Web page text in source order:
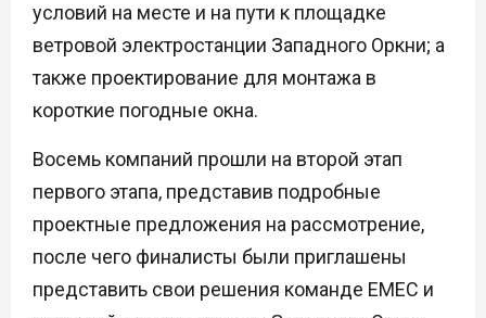
условий на месте и на пути к площадке
ветровой электростанции Западного Оркни; а
также проектирование для монтажа в
короткие погодные окна.
Восемь компаний прошли на второй этап
первого этапа, представив подробные
проектные предложения на рассмотрение,
после чего финалисты были приглашены
представить свои решения команде EMEC и